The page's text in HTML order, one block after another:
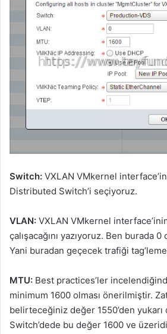
Switch: VXLAN VMkernel
Distributed Switch’i seçiyoruz.
VLAN: VXLAN VMkernel
çalışacağını yazıyoruz. Ben burada 0
Yani buradan geçecek trafiği
MTU: Best practices’ler
minimum 1600 olması önerilmiştir.
belirteceğiniz değer 1550’den yukarı
Switch’dede bu değer 1600 ve